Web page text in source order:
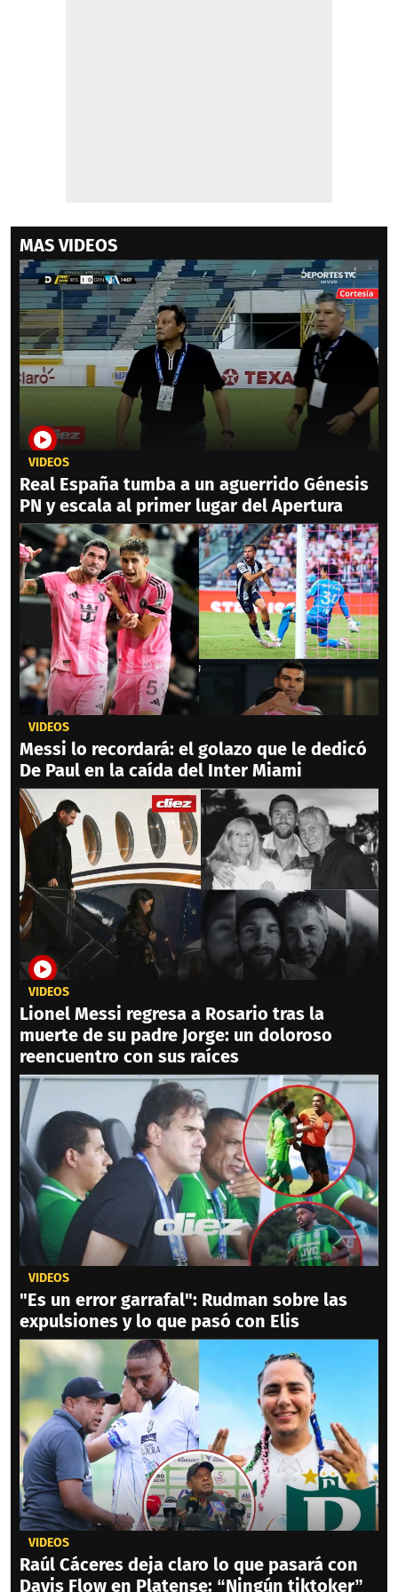
MAS VIDEOS
VIDEOS
Real España tumba a un aguerrido Génesis
PN y escala al primer lugar del Apertura
VIDEOS
Messi lo recordará: el golazo que le dedicó
De Paul en la caída del Inter Miami
VIDEOS
Lionel Messi regresa a Rosario tras la
muerte de su padre Jorge: un doloroso
reencuentro con sus raíces
VIDEOS
"Es un error garrafal": Rudman sobre las
expulsiones y lo que pasó con Elis
VIDEOS
Raúl Cáceres deja claro lo que pasará con
Davis Flow en Platense: “Ningún tiktoker”